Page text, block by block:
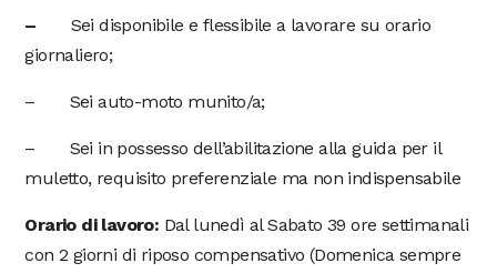
–
Sei disponibile e flessibile a lavorare su orario
giornaliero;
– Sei auto-moto munito/a;
– Sei in possesso dell’abilitazione alla guida per il
muletto, requisito preferenziale ma non indispensabile
Orario di lavoro: Dal lunedì al Sabato 39 ore settimanali
con 2 giorni di riposo compensativo (Domenica sempre